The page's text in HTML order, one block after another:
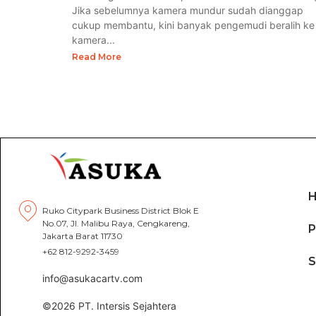
Jika sebelumnya kamera mundur sudah dianggap
cukup membantu, kini banyak pengemudi beralih ke
kamera...
Read More
Ruko Citypark Business District Blok E
No.07, Jl. Malibu Raya, Cengkareng,
Jakarta Barat 11730
+62 812-9292-3459
info@asukacartv.com
©2026 PT. Intersis Sejahtera